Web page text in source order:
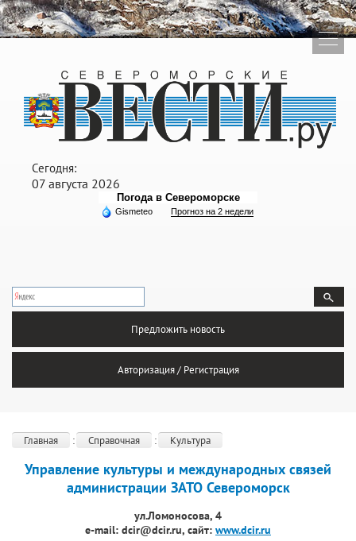
Сегодня:
07 августа 2026
Погода в Североморске
Gismeteo Прогноз на 2 недели
Предложить новость
Авторизация / Регистрация
Главная Справочная Культура
Управление культуры и международных связей
администрации ЗАТО Североморск
ул.Ломоносова, 4
е-mail: dcir@dcir.ru, сайт: www.dcir.ru